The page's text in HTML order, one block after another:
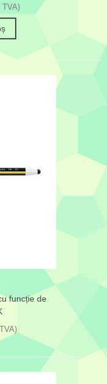
TVA)
funcție de